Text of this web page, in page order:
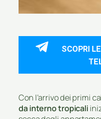
SCOPRI
Con l’arrivo dei primi
da interno tropicali